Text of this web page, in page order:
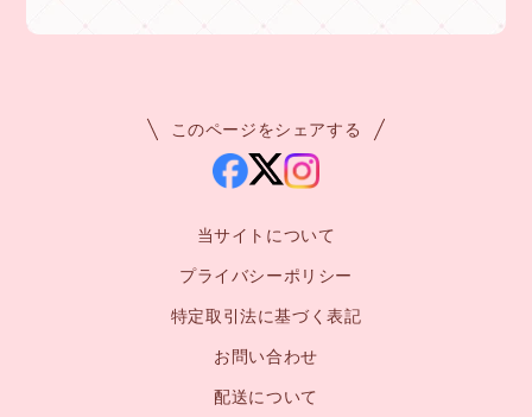
このページをシェアする
当サイトについて
プライバシーポリシー
特定取引法に基づく表記
お問い合わせ
配送について